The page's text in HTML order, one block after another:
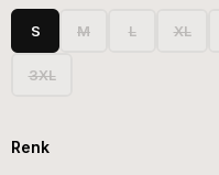
S M L XL
3XL
Renk